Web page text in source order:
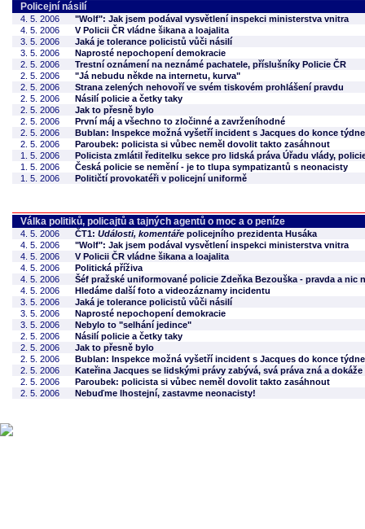
Policejní násilí
4. 5. 2006
"Wolf": Jak jsem podával vysvětlení inspekci ministerstva vnitra
4. 5. 2006
V Policii ČR vládne šikana a loajalita
3. 5. 2006
Jaká je tolerance policistů vůči násilí
3. 5. 2006
Naprosté nepochopení demokracie
2. 5. 2006
Trestní oznámení na neznámé pachatele, příslušníky Policie ČR
2. 5. 2006
"Já nebudu někde na internetu, kurva"
2. 5. 2006
Strana zelených nehovoří ve svém tiskovém prohlášení pravdu
2. 5. 2006
Násilí policie a četky taky
2. 5. 2006
Jak to přesně bylo
2. 5. 2006
První máj a všechno to zločinné a zavrženíhodné
2. 5. 2006
Bublan: Inspekce možná vyšetří incident s Jacques do konce týdne
2. 5. 2006
Paroubek: policista si vůbec neměl dovolit takto zasáhnout
1. 5. 2006
Policista zmlátil ředitelku sekce pro lidská práva Úřadu vlády,
1. 5. 2006
Česká policie se nemění - je to tlupa sympatizantů s neonacisty
1. 5. 2006
Političtí provokatéři v policejní uniformě
Válka politiků, policajtů a tajných agentů o moc a o peníze
4. 5. 2006 ČT1: Události, komentáře policejního prezidenta Husáka
4. 5. 2006
"Wolf": Jak jsem podával vysvětlení inspekci ministerstva vnitra
4. 5. 2006
V Policii ČR vládne šikana a loajalita
4. 5. 2006
Politická příživa
4. 5. 2006
Šéf pražské uniformované policie Zdeňka Bezouška - pravda a nic
4. 5. 2006
Hledáme další foto a videozáznamy incidentu
3. 5. 2006
Jaká je tolerance policistů vůči násilí
3. 5. 2006
Naprosté nepochopení demokracie
3. 5. 2006
Nebylo to "selhání jedince"
2. 5. 2006
Násilí policie a četky taky
2. 5. 2006
Jak to přesně bylo
2. 5. 2006
Bublan: Inspekce možná vyšetří incident s Jacques do konce týdne
2. 5. 2006
Kateřina Jacques se lidskými právy zabývá, svá práva zná a
2. 5. 2006
Paroubek: policista si vůbec neměl dovolit takto zasáhnout
2. 5. 2006
Nebuďme lhostejní, zastavme neonacisty!